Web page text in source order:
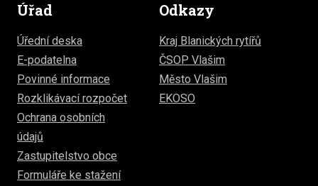
Úřad
Úřední deska
E-podatelna
Povinné informace
Rozklikávací rozpočet
Ochrana osobních
údajů
Zastupitelstvo obce
Formuláře ke stažení
Odkazy
Kraj Blanických rytířů
ČSOP Vlašim
Město Vlašim
EKOSO